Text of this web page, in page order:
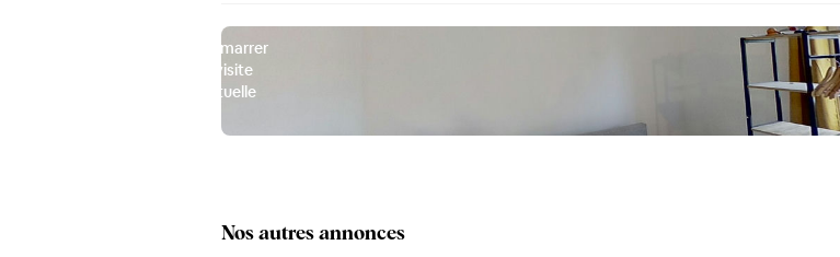
Démarrer
la visite
virtuelle
Nos autres annonces